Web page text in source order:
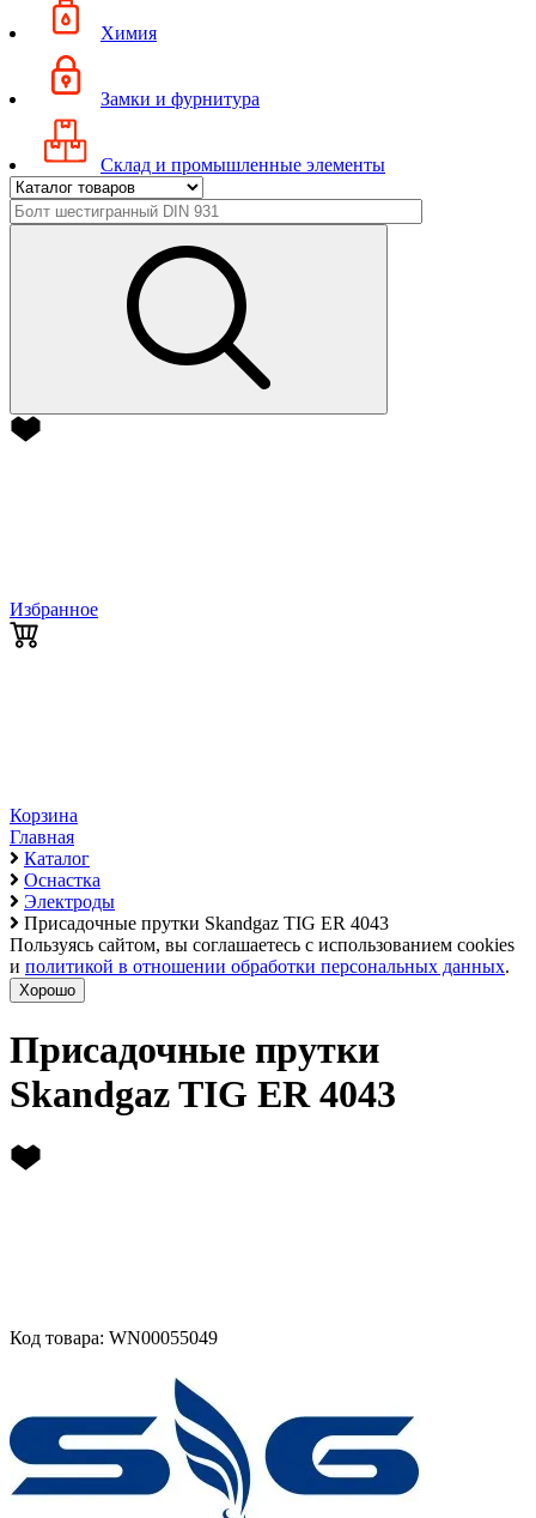
Химия
Замки и фурнитура
Склад и промышленные элементы
Избранное
Корзина
Главная
Каталог
Оснастка
Электроды
Присадочные прутки Skandgaz TIG ER 4043
Пользуясь сайтом, вы соглашаетесь с использованием cookies
и политикой в отношении обработки персональных данных.
Хорошо
Присадочные прутки
Skandgaz TIG ER 4043
Код товара: WN00055049